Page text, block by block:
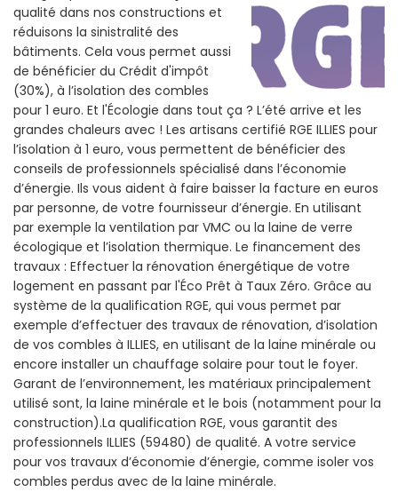
qualité dans nos constructions et
réduisons la sinistralité des
bâtiments. Cela vous permet aussi
de bénéficier du Crédit d'impôt
(30%), à l’isolation des combles
pour 1 euro. Et l'Écologie dans tout ça ? L’été arrive et les
grandes chaleurs avec ! Les artisans certifié RGE ILLIES pour
l’isolation à 1 euro, vous permettent de bénéficier des
conseils de professionnels spécialisé dans l’économie
d’énergie. Ils vous aident à faire baisser la facture en euros
par personne, de votre fournisseur d’énergie. En utilisant
par exemple la ventilation par VMC ou la laine de verre
écologique et l’isolation thermique. Le financement des
travaux : Effectuer la rénovation énergétique de votre
logement en passant par l'Éco Prêt à Taux Zéro. Grâce au
système de la qualification RGE, qui vous permet par
exemple d’effectuer des travaux de rénovation, d’isolation
de vos combles à ILLIES, en utilisant de la laine minérale ou
encore installer un chauffage solaire pour tout le foyer.
Garant de l’environnement, les matériaux principalement
utilisé sont, la laine minérale et le bois (notamment pour la
construction).La qualification RGE, vous garantit des
professionnels ILLIES (59480) de qualité. A votre service
pour vos travaux d’économie d’énergie, comme isoler vos
combles perdus avec de la laine minérale.